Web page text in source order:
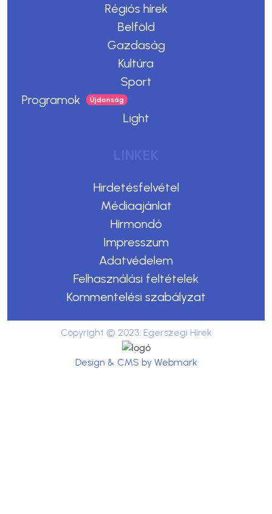
Régiós hírek
Belföld
Gazdaság
Kultúra
Sport
Programok
Light
LINKEK
Hirdetésfelvétel
Médiaajánlat
Hírmondó
Impresszum
Adatvédelem
Felhasználási feltételek
Kommentelési szabályzat
Copyright © 2023. Egerszegi Hírek
Design & CMS by Webmark